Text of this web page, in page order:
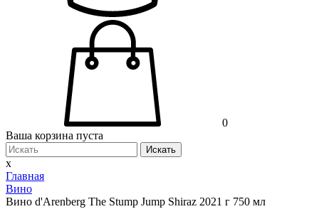
0
Ваша корзина пуста
Искать
x
Главная
Вино
Вино d'Arenberg The Stump Jump Shiraz 2021 г 750 мл